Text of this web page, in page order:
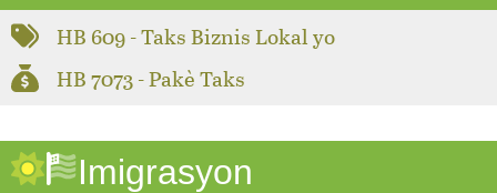
HB 609 - Taks Biznis Lokal yo
HB 7073 - Pakè Taks
Imigrasyon